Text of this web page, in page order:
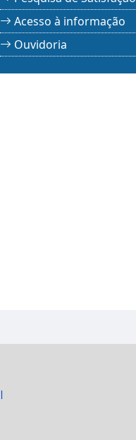
Acesso à informação
Ouvidoria